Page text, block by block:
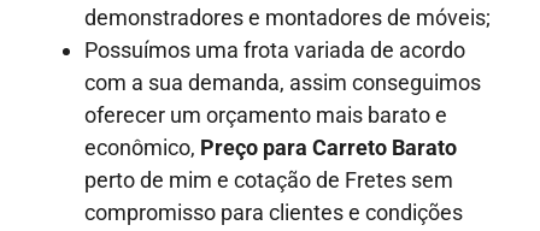
demonstradores e montadores de móveis;
Possuímos uma frota variada de acordo
com a sua demanda, assim conseguimos
oferecer um orçamento mais barato e
econômico, Preço para Carreto Barato
perto de mim e cotação de Fretes sem
compromisso para clientes e condições